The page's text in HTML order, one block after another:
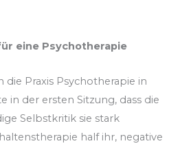
eine Psychotherapie
die Praxis Psychotherapie in
in der ersten Sitzung, dass die
Selbstkritik sie stark
half ihr, negative